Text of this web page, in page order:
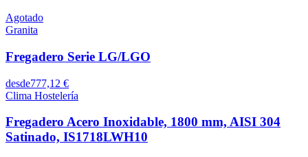
Agotado
Granita
Fregadero Serie LG/LGO
desde777,12 €
Clima Hostelería
Fregadero Acero Inoxidable, 1800 mm, AISI 304
Satinado, IS1718LWH10